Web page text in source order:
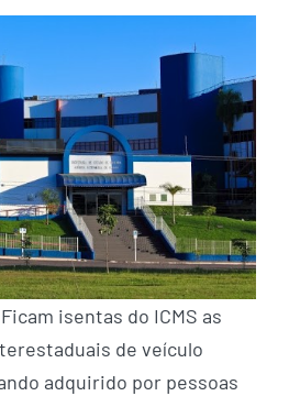
Ficam isentas do ICMS as
de veículo
adquirido por pessoas